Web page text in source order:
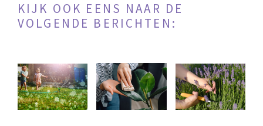
KIJK OOK EENS NAAR DE
VOLGENDE BERICHTEN: